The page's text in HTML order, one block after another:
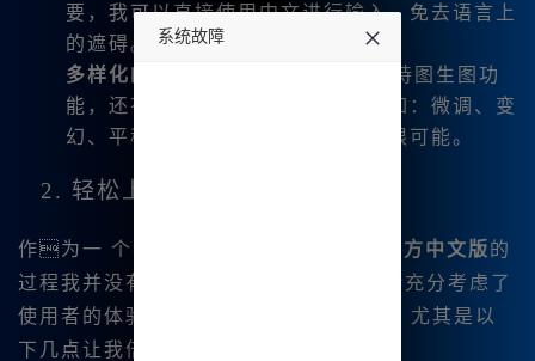
要，我可以直接使用中文进行输入，免去语言上
的遮碍。
多样化的功能
：Midjourney不仅支持图生图功
能，还有丰富的图片编辑选项，例如：微调、变
幻、平移等，为我的创作提供了无限可能。
2. 轻松上手，完美体验
作为一 个新手，使用 Midjourney官方中文版的
过程我并没有遇到什么困难。网站的设计充分考虑了
使用者的体验，|让一切都变得简单明了。尤其是以
下几点让我倍感欣喜：
系统故障